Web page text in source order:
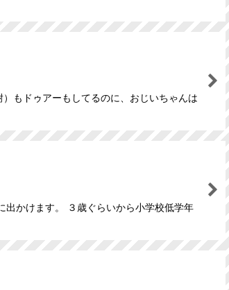
もドゥアーもしてるのに、おじいちゃんは
出かけます。 ３歳ぐらいから小学校低学年